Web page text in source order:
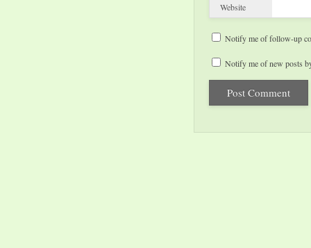
Website
Notify me of follow-up
Notify me of new posts